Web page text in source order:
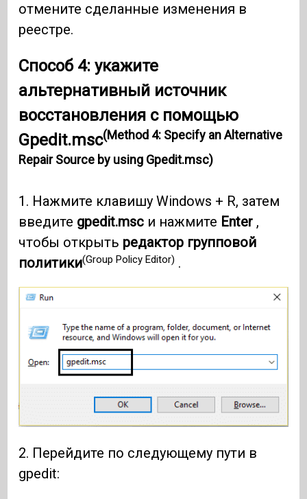
отмените сделанные изменения в
реестре.
Способ 4: укажите
альтернативный источник
восстановления с помощью
Gpedit.msc(Method 4: Specify an Alternative
Repair Source by using Gpedit.msc)
1. Нажмите клавишу Windows + R, затем
введите gpedit.msc и нажмите Enter ,
чтобы открыть редактор групповой
политики(Group Policy Editor) .
2. Перейдите по следующему пути в
gpedit: